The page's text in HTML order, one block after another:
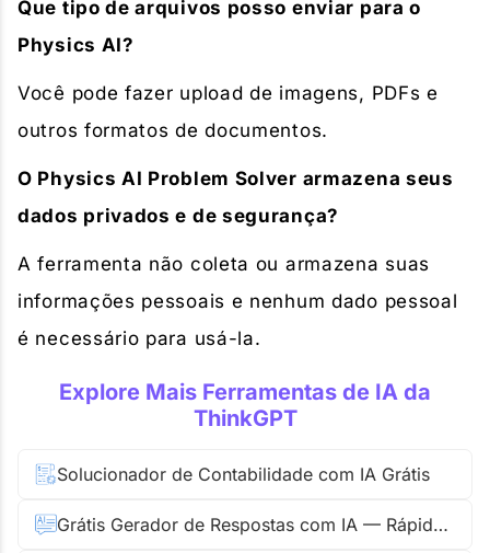
Que tipo de arquivos posso enviar para o
Physics AI?
Você pode fazer upload de imagens, PDFs e
outros formatos de documentos.
O Physics AI Problem Solver armazena seus
dados privados e de segurança?
A ferramenta não coleta ou armazena suas
informações pessoais e nenhum dado pessoal
é necessário para usá-la.
Explore Mais Ferramentas de IA da
ThinkGPT
Solucionador de Contabilidade com IA Grátis
Grátis Gerador de Respostas com IA — Rápido e Sem Cadastro